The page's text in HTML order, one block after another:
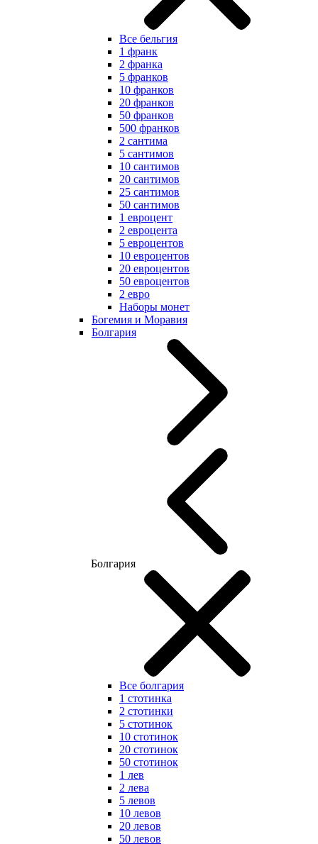
Все бельгия
1 франк
2 франка
5 франков
10 франков
20 франков
50 франков
500 франков
2 сантима
5 сантимов
10 сантимов
20 сантимов
25 сантимов
50 сантимов
1 евроцент
2 евроцента
5 евроцентов
10 евроцентов
20 евроцентов
50 евроцентов
2 евро
Наборы монет
Богемия и Моравия
Болгария
Болгария
Все болгария
1 стотинка
2 стотинки
5 стотинок
10 стотинок
20 стотинок
50 стотинок
1 лев
2 лева
5 левов
10 левов
20 левов
50 левов